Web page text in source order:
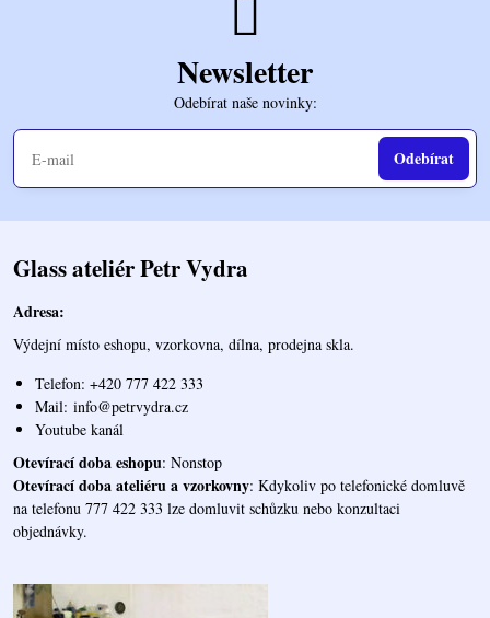
Newsletter
Odebírat naše novinky:
Odebírat
Glass ateliér Petr Vydra
Adresa:
Výdejní místo eshopu, vzorkovna, dílna, prodejna skla.
Telefon: +420 777 422 333
Mail: info@petrvydra.cz
Youtube kanál
Otevírací doba eshopu: Nonstop
Otevírací doba ateliéru a vzorkovny: Kdykoliv po telefonické domluvě
na telefonu 777 422 333 lze domluvit schůzku nebo konzultaci
objednávky.